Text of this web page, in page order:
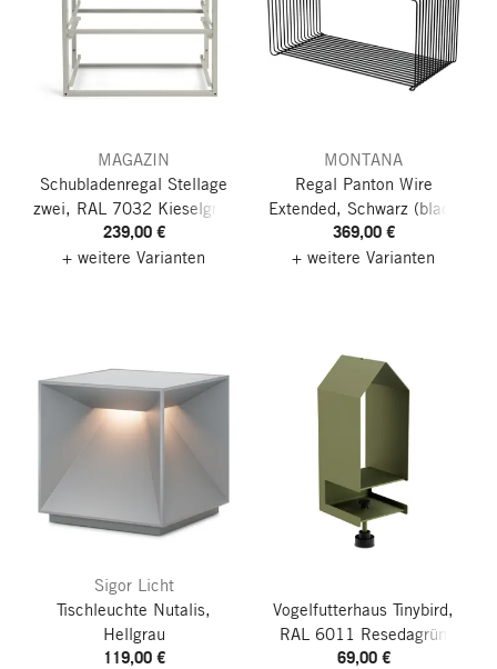
MAGAZIN
Schubladenregal Stellage
zwei, RAL 7032 Kieselgrau
239,00 €
+ weitere Varianten
MONTANA
Regal Panton Wire
Extended, Schwarz (black
05)
369,00 €
+ weitere Varianten
Sigor Licht
Tischleuchte Nutalis,
Hellgrau
119,00 €
Vogelfutterhaus Tinybird,
RAL 6011 Resedagrün
69,00 €